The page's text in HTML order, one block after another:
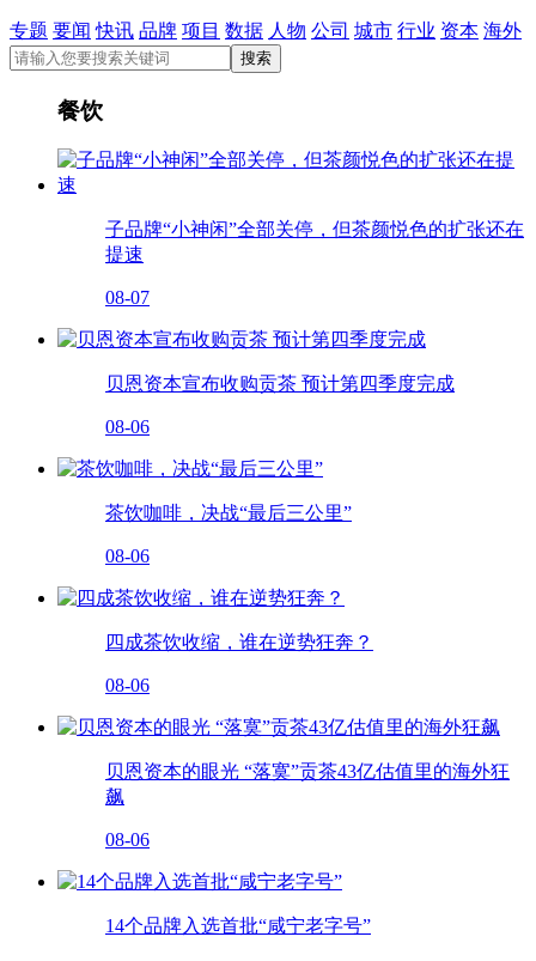
专题 要闻 快讯 品牌 项目 数据 人物 公司 城市 行业 资本 海外
餐饮
子品牌“小神闲”全部关停，但茶颜悦色的扩张还在
提速
08-07
贝恩资本宣布收购贡茶 预计第四季度完成
08-06
茶饮咖啡，决战“最后三公里”
08-06
四成茶饮收缩，谁在逆势狂奔？
08-06
贝恩资本的眼光 “落寞”贡茶43亿估值里的海外狂
飙
08-06
14个品牌入选首批“咸宁老字号”